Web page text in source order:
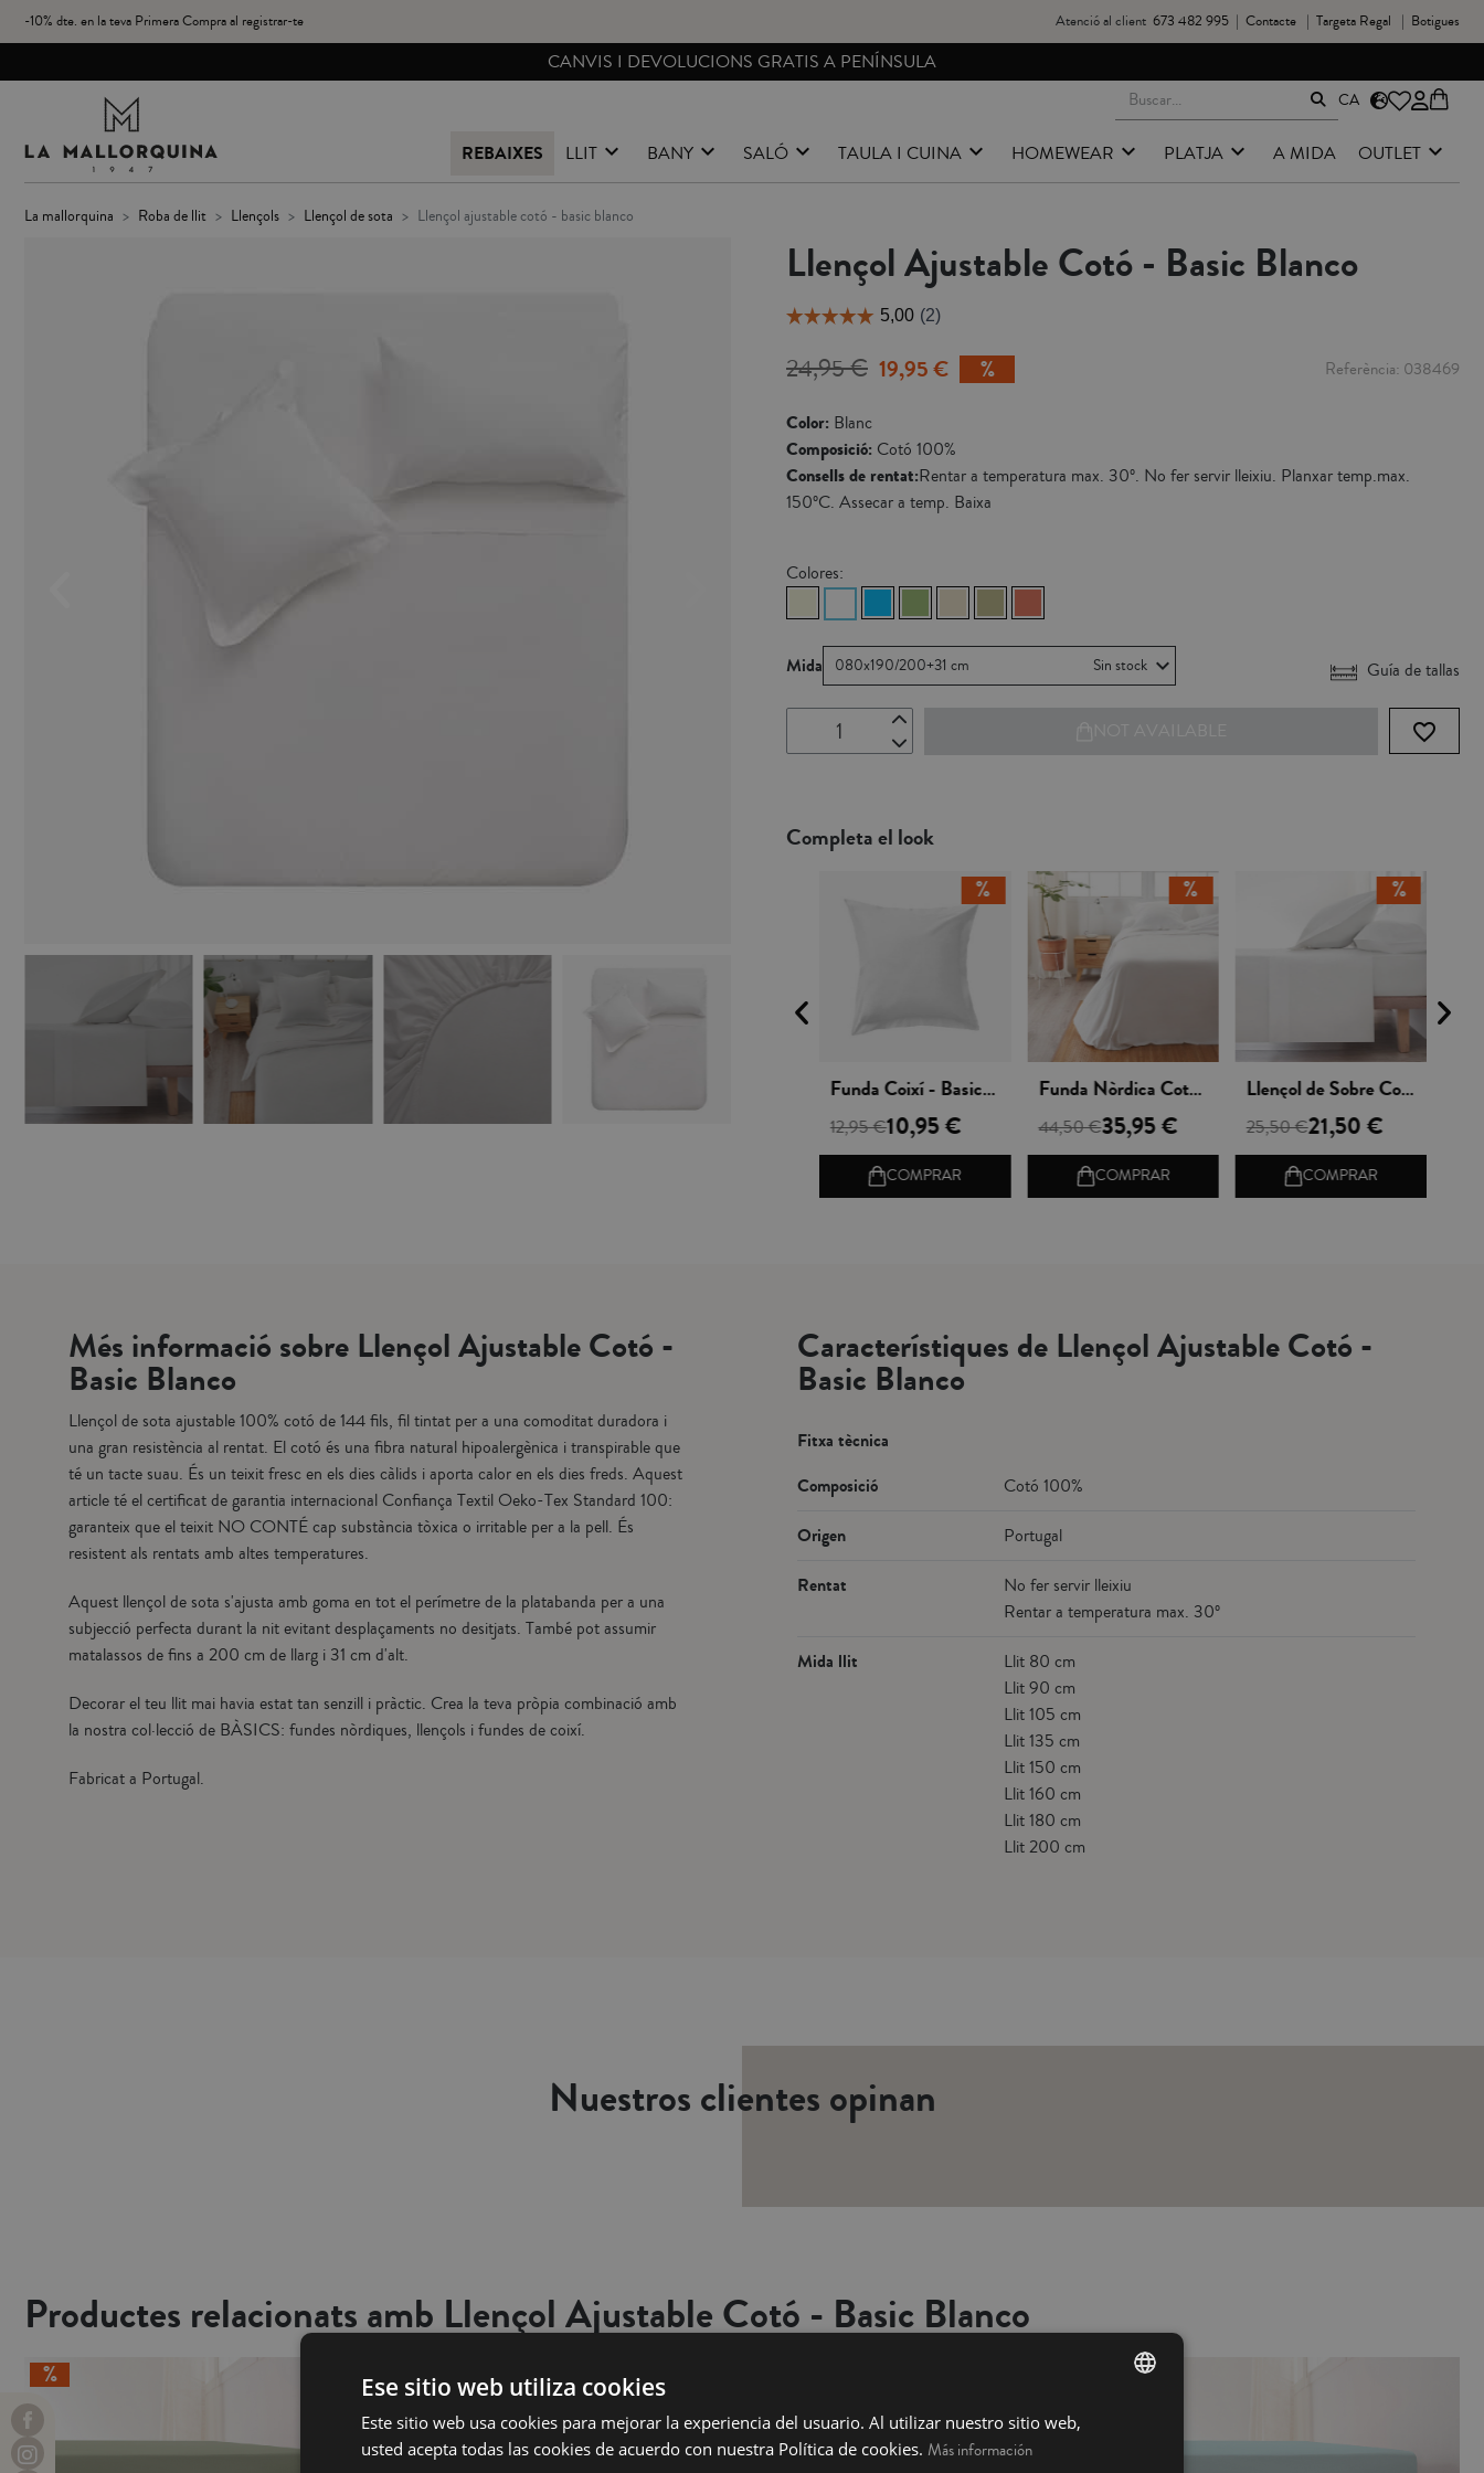
-10% dte. en la teva Primera Compra al registrar-te Atenció al client 673 482 995 | Contacte | Targeta Regal | Botigues
CANVIS I DEVOLUCIONS GRATIS A PENÍNSULA
CA
REBAIXES LLIT BANY SALÓ TAULA I CUINA HOMEWEAR PLATJA A MIDA OUTLET
la mallorquina roba de llit llençols llençol de sota llençol ajustable cotó - basic blanco
Llençol Ajustable Cotó - Basic Blanco
24,95 € 19,95 € Referència 038469
Color: Blanc
Composició: Cotó 100%
Consells de rentat:Rentar a temperatura max. 30º. No fer servir lleixiu. Planxar temp.max.
150ºC. Assecar a temp. Baixa
Colores:
Mida 080x190/200+31 cm Sin stock Guía de tallas
favorite_border
Completa el look
Funda Coixí - Basic Blanco
€10,95 € 44,50 €35,95 € 25,50 €21,50 €
Vista rápida Funda Coixí - Basic Blanco
12,95 €10,95 €
COMPRAR
Vista rápida Funda Nòrdica Cotó - Basic Blanco
44,50 €35,95 €
COMPRAR
Vista rápida Llençol de Sobre Cotó - Basic Blanco
25,50 €21,50 €
COMPRAR
Més informació sobre Llençol Ajustable Cotó -
Basic Blanco
Llençol de sota ajustable 100% cotó de 144 fils, fil tintat per a una comoditat duradora i
una gran resistència al rentat. El cotó és una fibra natural hipoalergènica i transpirable que
té un tacte suau. És un teixit fresc en els dies càlids i aporta calor en els dies freds. Aquest
article té el certificat de garantia internacional Confiança Textil Oeko-Tex Standard 100:
garanteix que el teixit NO CONTÉ cap substància tòxica o irritable per a la pell. És
resistent als rentats amb altes temperatures.
Aquest llençol de sota s'ajusta amb goma en tot el perímetre de la platabanda per a una
subjecció perfecta durant la nit evitant desplaçaments no desitjats. També pot assumir
matalassos de fins a 200 cm de llarg i 31 cm d'alt.
Decorar el teu llit mai havia estat tan senzill i pràctic. Crea la teva pròpia combinació amb
la nostra col·lecció de BÀSICS: fundes nòrdiques, llençols i fundes de coixí.
Fabricat a Portugal.
Característiques de Llençol Ajustable Cotó -
Basic Blanco
Fitxa tècnica
Composició
Cotó 100%
Origen Portugal
Rentat
No fer servir lleixiu
Rentar a temperatura max. 30º
Mida llit
Llit 80 cm
Llit 90 cm
Llit 105 cm
Llit 135 cm
Llit 150 cm
Llit 160 cm
Llit 180 cm
Llit 200 cm
Nuestros clientes opinan
Productes relacionats amb Llençol Ajustable Cotó - Basic Blanco
Ese sitio web utiliza cookies
Este sitio web usa cookies para mejorar la experiencia del usuario. Al utilizar nuestro sitio web,
usted acepta todas las cookies de acuerdo con nuestra Política de cookies. Más información